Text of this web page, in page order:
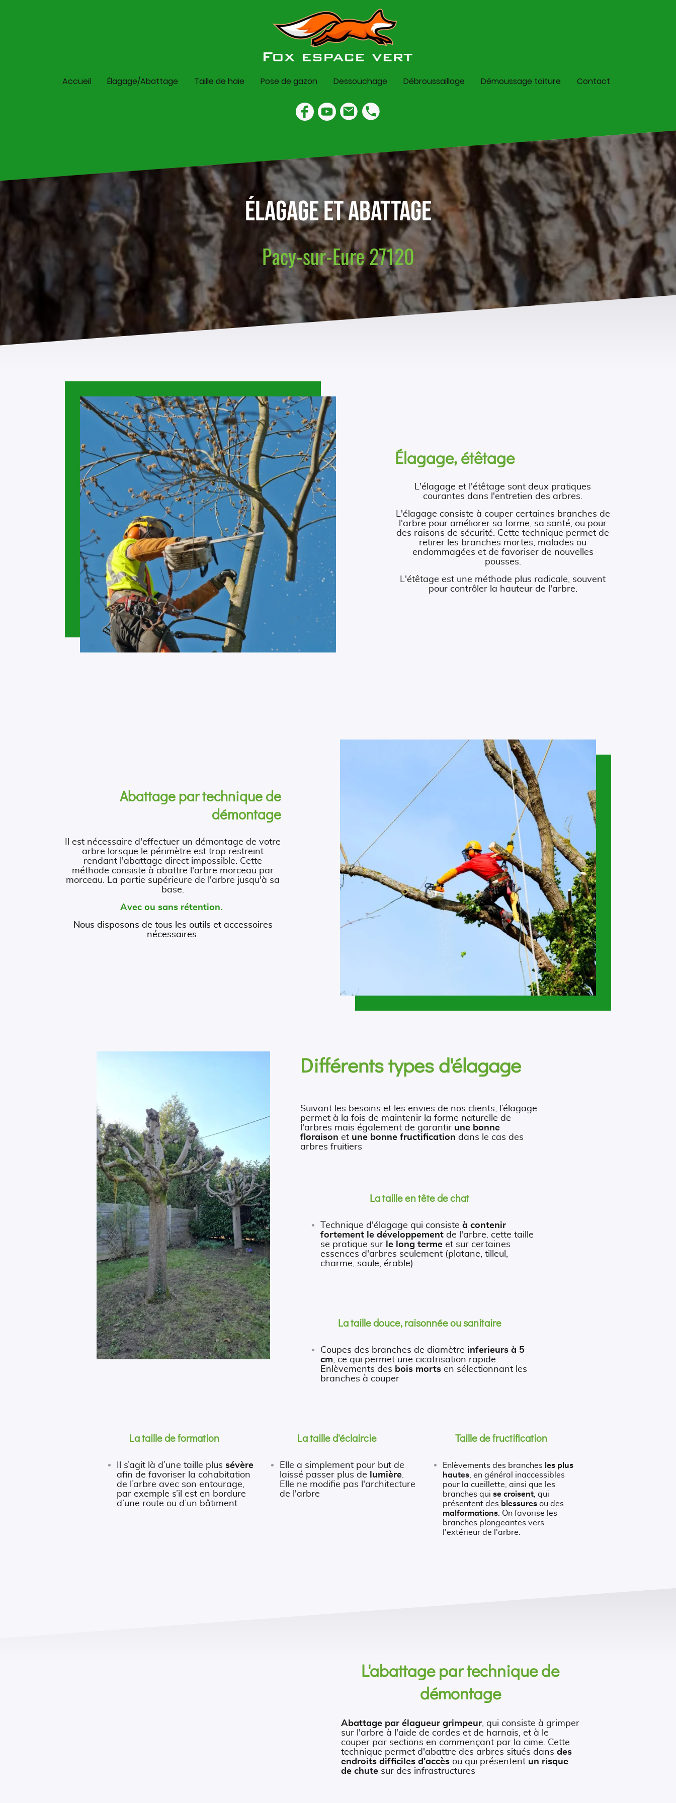
Accueil Élagage/Abattage Taille de haie Pose de gazon Dessouchage Débroussaillage Démoussage toiture Contact
Élagage et abattage
Pacy-sur-Eure 27120
Élagage, étêtage
L'élagage et l'étêtage sont deux pratiques
courantes dans l'entretien des arbres.
L'élagage consiste à couper certaines branches de
l'arbre pour améliorer sa forme, sa santé, ou pour
des raisons de sécurité. Cette technique permet de
retirer les branches mortes, malades ou
endommagées et de favoriser de nouvelles
pousses.
L'étêtage est une méthode plus radicale, souvent
pour contrôler la hauteur de l'arbre.
Abattage par technique de
démontage
Il est nécessaire d'effectuer un démontage de votre
arbre lorsque le périmètre est trop restreint
rendant l'abattage direct impossible. Cette
méthode consiste à abattre l'arbre morceau par
morceau. La partie supérieure de l'arbre jusqu'à sa
base.
Avec ou sans rétention.
Nous disposons de tous les outils et accessoires
nécessaires.
Différents types d'élagage
Suivant les besoins et les envies de nos clients, l’élagage
permet à la fois de maintenir la forme naturelle de
l'arbres mais également de garantir une bonne
floraison et une bonne fructification dans le cas des
arbres fruitiers
La taille en tête de chat
Technique d'élagage qui consiste à contenir
fortement le développement de l'arbre. cette taille
se pratique sur le long terme et sur certaines
essences d'arbres seulement (platane, tilleul,
charme, saule, érable).
La taille douce, raisonnée ou sanitaire
Coupes des branches de diamètre inferieurs à 5
cm, ce qui permet une cicatrisation rapide.
Enlèvements des bois morts en sélectionnant les
branches à couper
La taille de formation La taille d'éclaircie
Il s’agit là d’une taille plus sévère
afin de favoriser la cohabitation
de l’arbre avec son entourage,
par exemple s’il est en bordure
d’une route ou d’un bâtiment
Elle a simplement pour but de
laissé passer plus de
lumière.
Elle ne modifie pas l'architecture
de l'arbre
Taille de fructification
Enlèvements des branches les plus
hautes , en général inaccessibles
pour la cueillette, ainsi que les
branches qui se croisent , qui
présentent des blessures ou des
malformations . On favorise les
branches plongeantes vers
l'extérieur de l'arbre.
L'abattage par technique de
démontage
Abattage par élagueur grimpeur, qui consiste à grimper
sur l'arbre à l'aide de cordes et de harnais, et à le
couper par sections en commençant par la cime. Cette
technique permet d'abattre des arbres situés dans des
endroits difficiles d'accès ou qui présentent un risque
de chute sur des infrastructures